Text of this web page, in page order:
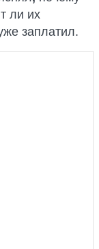
ли их
заплатил.